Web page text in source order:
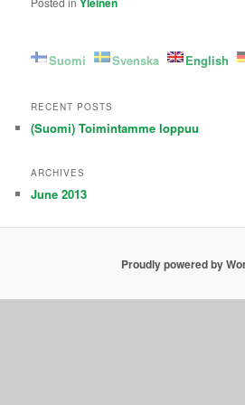
Suomi Svenska English
RECENT POSTS
(Suomi) Toimintamme loppuu
ARCHIVES
June 2013
Proudly powered by